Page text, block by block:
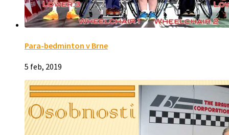
Para-bedminton v Brne
5 feb, 2019